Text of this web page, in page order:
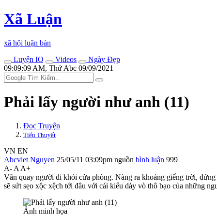
Xã Luận
xã hội luận bàn
Luyện IQ
Videos
Ngày Đẹp
09:09:09 AM, Thứ Abc 09/09/2021
Phải lấy người như anh (11)
Đọc Truyện
Tiểu Thuyết
VN EN
Abcviet Nguyen 25/05/11 03:09pm nguồn bình luận 999
A- A A+
Vân quay người đi khỏi cửa phòng. Nàng ra khoảng giếng trời,
sẽ sứt sẹo xộc xệch tới đâu với cái kiểu dày vò thô bạo của những
Ảnh minh họa